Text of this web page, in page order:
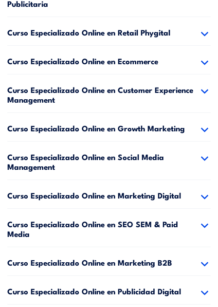
Publicitaria
Curso Especializado Online en Retail Phygital
Curso Especializado Online en Ecommerce
Curso Especializado Online en Customer Experience
Management
Curso Especializado Online en Growth Marketing
Curso Especializado Online en Social Media
Management
Curso Especializado Online en Marketing Digital
Curso Especializado Online en SEO SEM & Paid
Media
Curso Especializado Online en Marketing B2B
Curso Especializado Online en Publicidad Digital